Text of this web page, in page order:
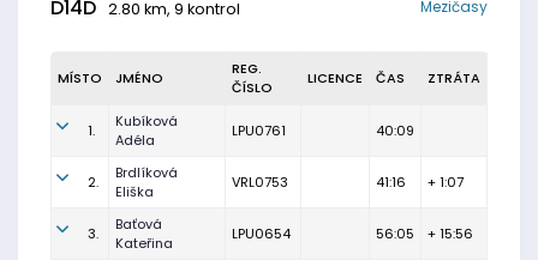
D14D 2.80 km, 9 kontrol Mezičasy
MÍSTO JMÉNO
REG.
ČÍSLO
LICENCE ČAS ZTRÁTA
1.
Kubíková
Adéla
LPU0761 40:09
2.
Brdlíková
Eliška
VRL0753 41:16 + 1:07
3.
Baťová
Kateřina
LPU0654 56:05 + 15:56